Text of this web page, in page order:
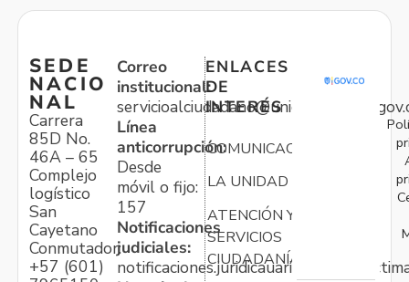
SEDE
NACIO
NAL
Carrera
85D No.
46A – 65
Complejo
logístico
San
Cayetano
Conmutador:
+57 (601)
Correo
institucional:
Línea
anticorrupción:
Desde
móvil o fijo:
157
Notificaciones
judiciales:
ENLACES
DE
INTERÉS
COMUNICACIONES
LA UNIDAD
ATENCIÓN Y
SERVICIOS
CIUDADANÍA